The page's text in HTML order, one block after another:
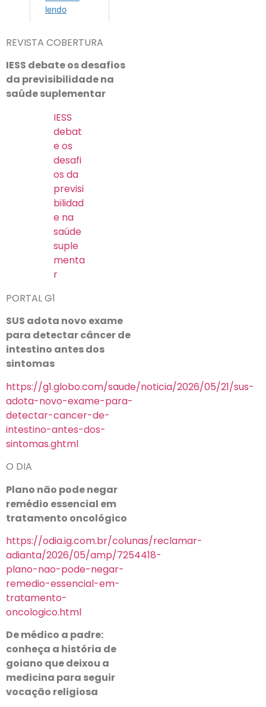
REVISTA COBERTURA
IESS debate os desafios
da previsibilidade na
saúde suplementar
IESS
debat
e os
desafi
os da
previsi
bilidad
e na
saúde
suple
menta
r
PORTAL G1
SUS adota novo exame
para detectar câncer de
intestino antes dos
sintomas
https://g1.globo.com/saude/noticia/2026/05/21/sus-
adota-novo-exame-para-
detectar-cancer-de-
intestino-antes-dos-
sintomas.ghtml
O DIA
Plano não pode negar
remédio essencial em
tratamento oncológico
https://odia.ig.com.br/colunas/reclamar-
adianta/2026/05/amp/7254418-
plano-nao-pode-negar-
remedio-essencial-em-
tratamento-
oncologico.html
De médico a padre:
conheça a história de
goiano que deixou a
medicina para seguir
vocação religiosa